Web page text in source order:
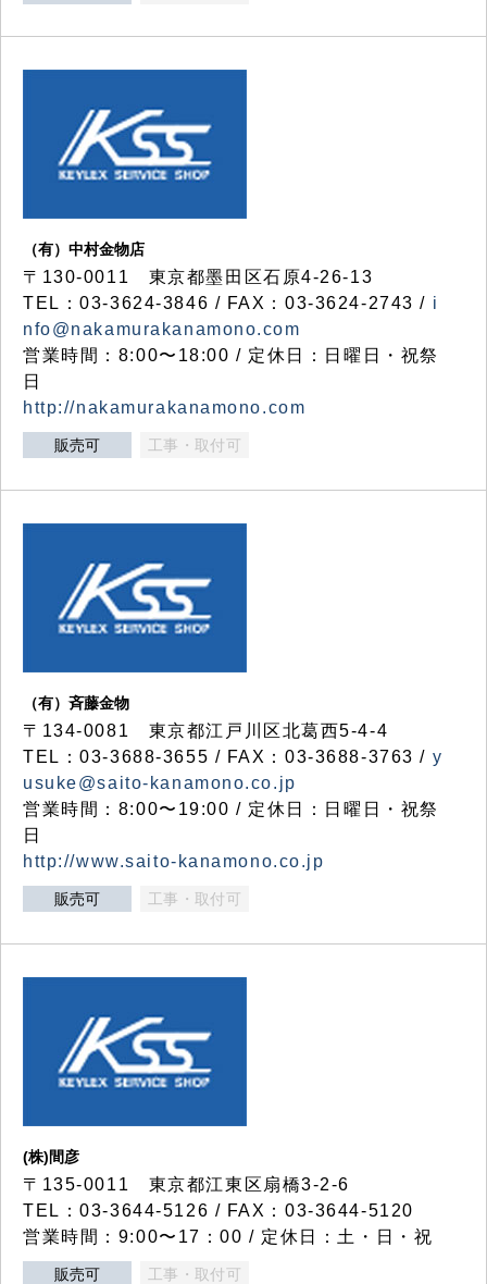
（有）中村金物店
〒130-0011 東京都墨田区石原4-26-13
TEL：03-3624-3846 / FAX：03-3624-2743 / i
nfo@nakamurakanamono.com
営業時間：8:00〜18:00 / 定休日：日曜日・祝祭
日
http://nakamurakanamono.com
販売可 工事・取付可
（有）斉藤金物
〒134-0081 東京都江戸川区北葛西5-4-4
TEL：03-3688-3655 / FAX：03-3688-3763 / y
usuke@saito-kanamono.co.jp
営業時間：8:00〜19:00 / 定休日：日曜日・祝祭
日
http://www.saito-kanamono.co.jp
販売可 工事・取付可
(株)間彦
〒135-0011 東京都江東区扇橋3-2-6
TEL：03-3644-5126 / FAX：03-3644-5120
営業時間：9:00〜17：00 / 定休日：土・日・祝
販売可 工事・取付可